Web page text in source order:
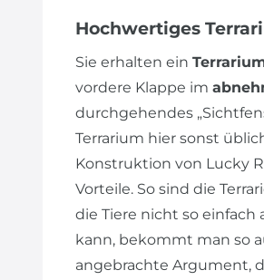
Hochwertiges
Sie erhalten ein
vordere Klappe im
durchgehendes
Terrarium hier sonst
Konstruktion von Lucky
Vorteile. So sind die
die Tiere nicht so
kann, bekommt man so
angebrachte Argument,